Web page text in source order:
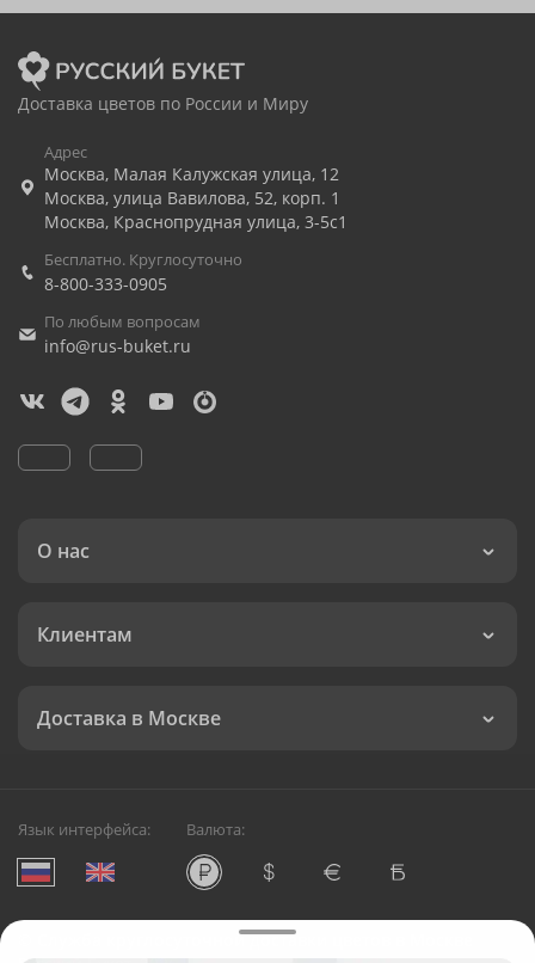
Доставка цветов по России и Миру
Адрес
Москва, Малая Калужская улица, 12
Москва, улица Вавилова, 52, корп. 1
Москва, Краснопрудная улица, 3-5с1
Бесплатно. Круглосуточно
8-800-333-0905
По любым вопросам
info@rus-buket.ru
О нас
Клиентам
Доставка в Москве
Язык интерфейса: Валюта:
Служба круглосуточной доставки цветов в Москве